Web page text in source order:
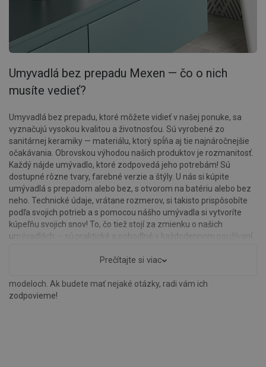
Umyvadlá bez prepadu Mexen — čo o nich
musíte vedieť?
Umyvadlá bez prepadu, ktoré môžete vidieť v našej ponuke, sa
vyznačujú vysokou kvalitou a životnosťou. Sú vyrobené zo
sanitárnej keramiky — materiálu, ktorý spĺňa aj tie najnáročnejšie
očakávania. Obrovskou výhodou našich produktov je rozmanitosť.
Každý nájde umývadlo, ktoré zodpovedá jeho potrebám! Sú
dostupné rôzne tvary, farebné verzie a štýly. U nás si kúpite
umývadlá s prepadom alebo bez, s otvorom na batériu alebo bez
neho. Technické údaje, vrátane rozmerov, si takisto prispôsobíte
podľa svojich potrieb a s pomocou nášho umývadla si vytvoríte
kúpeľňu svojich snov! To, čo tiež stojí za zmienku o našich
umývadlách — sú praktické a pohodlné v každodennom používaní.
minimalizovalo. Neviete, aké umývadlo vybrať? Pozrite si popisy
modeloch. Ak budete mať nejaké otázky, radi vám ich
zodpovieme!
Prečítajte si viac